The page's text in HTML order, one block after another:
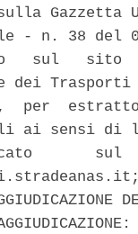
Gazzetta
- n. 38 del
sul   sito
dei Trasporti
per
ai sensi di
sul